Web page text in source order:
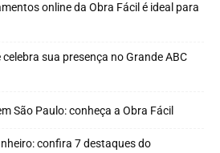
online da Obra Fácil é ideal para
sua presença no Grande ABC
São Paulo: conheça a Obra Fácil
confira 7 destaques do